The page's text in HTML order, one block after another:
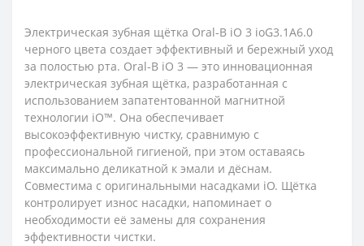
Электрическая зубная щётка Oral-B iO 3 ioG3.1A6.0
черного цвета создает эффективный и бережный уход
за полостью рта. Oral-B iO 3 — это инновационная
электрическая зубная щётка, разработанная с
использованием запатентованной магнитной
технологии iO™. Она обеспечивает
высокоэффективную чистку, сравнимую с
профессиональной гигиеной, при этом оставаясь
максимально деликатной к эмали и дёснам.
Совместима с оригинальными насадками iO. Щётка
контролирует износ насадки, напоминает о
необходимости её замены для сохранения
эффективности чистки.